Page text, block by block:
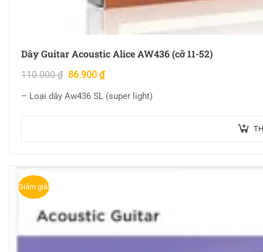
Dây Guitar Acoustic Alice AW436 (cỡ 11-52)
110.000₫ 86.900 ₫
– Loại dây Aw436 SL (super light)
Giảm giá!